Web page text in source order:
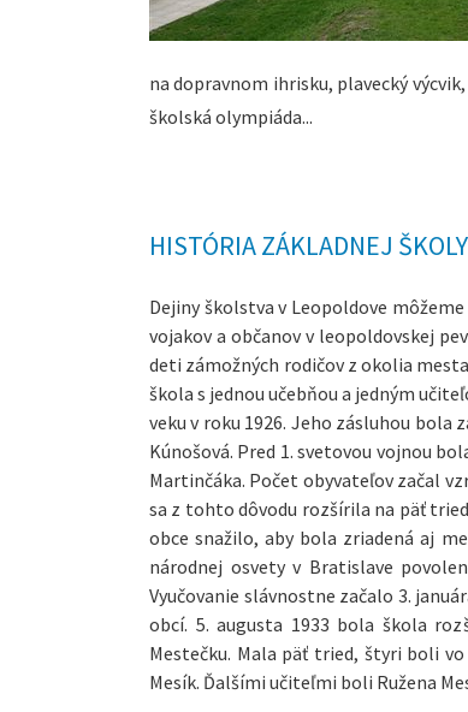
na dopravnom ihrisku, plavecký
školská olympiáda...
HISTÓRIA ZÁKLADNEJ
Dejiny školstva v Leopoldove
vojakov a občanov v leopoldovskej
deti zámožných rodičov z okolia
škola s jednou učebňou a jedným
veku v roku 1926. Jeho zásluhou
Kúnošová. Pred 1. svetovou vojnou
Martinčáka. Počet obyvateľov začal
sa z tohto dôvodu rozšírila na päť
obce snažilo, aby bola zriadená aj
národnej osvety v Bratislave
Vyučovanie slávnostne začalo 3.
obcí. 5. augusta 1933 bola škola
Mestečku. Mala päť tried, štyri boli
Mesík. Ďalšími učiteľmi boli Ružena